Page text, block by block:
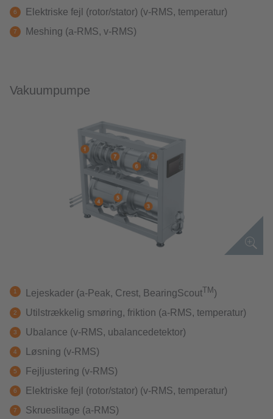
Elektriske fejl (rotor/stator) (v-RMS, temperatur)
Meshing (a-RMS, v-RMS)
Vakuumpumpe
Lejeskader (a-Peak, Crest, BearingScoutTM)
Utilstrækkelig smøring, friktion (a-RMS, temperatur)
Ubalance (v-RMS, ubalancedetektor)
Løsning (v-RMS)
Fejljustering (v-RMS)
Elektriske fejl (rotor/stator) (v-RMS, temperatur)
Skrueslitage (a-RMS)